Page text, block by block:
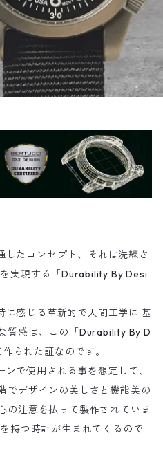
したコンセプト、それは洗練さ
実現する「Durability By Desi
に感じる革新的で人間工学に 基
質感は、この「Durability By D
られた証なのです。
で使用される事を想定して、
でデザインの美しさと機能美の
の注意を払って製作されていま
持つ時計が生まれてくるので